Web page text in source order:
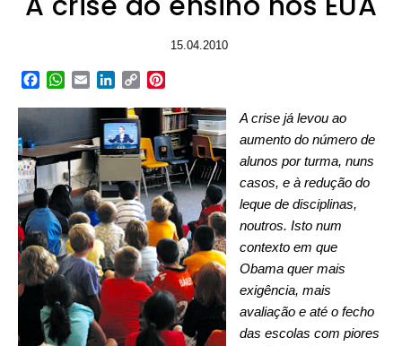
15.04.2010
Facebook
WhatsApp
EmailLinkedIn
Copy
A crise já levou ao
aumento do número de
alunos por turma, nuns
casos, e à redução do
leque de disciplinas,
noutros. Isto num
contexto em que
Obama quer mais
exigência, mais
avaliação e até o fecho
das escolas com piores